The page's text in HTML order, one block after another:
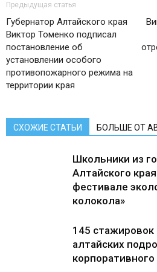
Предыдущая статья
Губернатор Алтайского края
Виктор Томенко подписал
постановление об
установлении особого
противопожарного режима на
территории края
СХОЖИЕ СТАТЬИ БОЛЬШЕ ОТ
Школьники из
Алтайского
фестивале
колокола»
145
алтайских